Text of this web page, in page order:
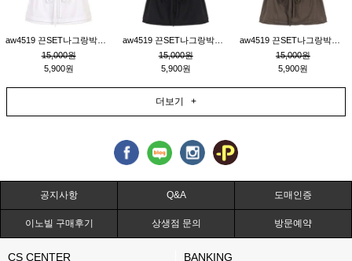
15,000원
5,900원
15,000원
5,900원
15,000원
5,900원
더보기 +
공지사항 Q&A 도매인증
이노빌 구매후기 상생점 문의 방문예약
CS CENTER BANKING